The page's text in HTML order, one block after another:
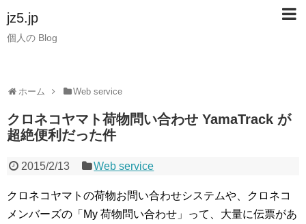
jz5.jp
個人の Blog
ホーム Web service
クロネコヤマト荷物問い合わせ YamaTrack が
超絶便利だった件
2015/2/13 Web service
クロネコヤマトの荷物お問い合わせシステムや、クロネコ
メンバーズの「My 荷物問い合わせ」って、大量に伝票があ